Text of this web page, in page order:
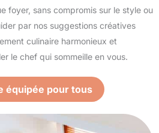
foyer, sans compromis sur le style ou
par nos suggestions créatives
culinaire harmonieux et
le chef qui sommeille en vous.
équipée pour tous